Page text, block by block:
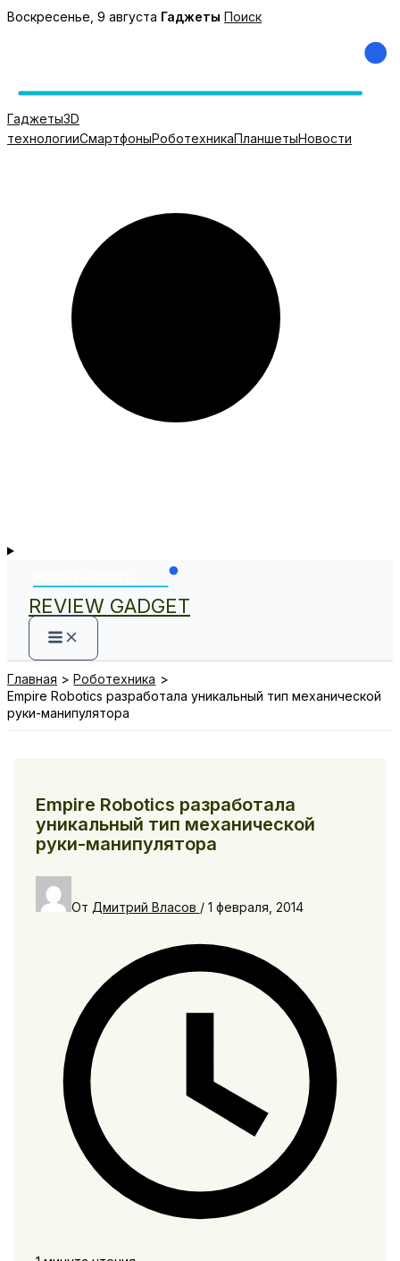
Перейти
Воскресенье, 9 августа Гаджеты Поиск
Гаджеты3D
технологииСмартфоныРоботехникаПланшетыНовости
REVIEW GADGET
Главная
Роботехника
Empire Robotics разработала уникальный тип механической
руки-манипулятора
Empire Robotics разработала
уникальный тип механической
руки-манипулятора
От Дмитрий Власов / 1 февраля, 2014